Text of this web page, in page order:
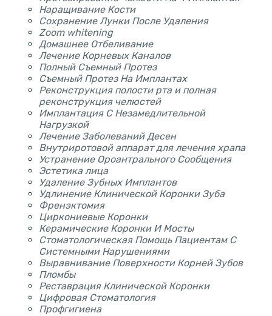
Наращивание Кости
Сохранение Лунки После Удаления
Zoom whitening
Домашнее Отбеливание
Лечение Корневых Каналов
Полный Съемный Протез
Съемный Протез На Имплантах
Реконструкция полости рта и полная
реконструкция челюстей
Имплантация С Незамедлительной
Нагрузкой
Лечение Заболеваний Десен
Внутриротовой аппарат для лечения храпа
Устранение Ороантрального Сообщения
Эстетика лица
Удаление Зубных Имплантов
Удлинение Клинической Коронки Зуба
Френэктомия
Циркониевые Коронки
Керамические Коронки И Мосты
Стоматологическая Помощь Пациентам С
Системными Нарушениями
Выравнивание Поверхности Корней Зубов
Пломбы
Реставрация Клинической Коронки
Цифровая Стоматология
Профгигиена